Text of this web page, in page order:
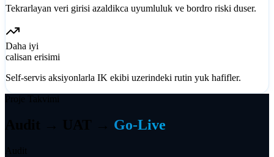
Tekrarlayan veri girisi azaldikca uyumluluk ve bordro riski duser.
Daha iyi
calisan erisimi
Self-servis aksiyonlarla IK ekibi uzerindeki rutin yuk hafifler.
Proje Takvimi
Audit → UAT → Go-Live
Audit